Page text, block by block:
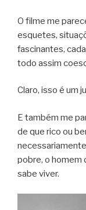
O filme me
esquetes,
fascinantes,
todo assim
Claro, isso é um
E também me
de que rico ou
pobre, o homem
sabe viver.